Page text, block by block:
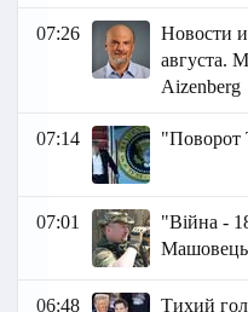
07:26
Новости
августа.
Aizenberg
07:14 "Поворот
07:01
"Війна -
Машовець
06:48 Тихий